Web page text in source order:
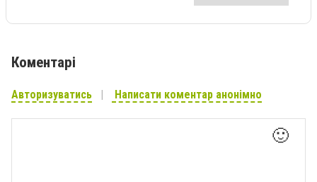
Коментарі
Авторизуватись Написати коментар анонімно
🙂